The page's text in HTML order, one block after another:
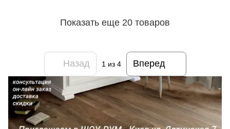
Показать еще 20 товаров
Назад 1 из 4 Вперед